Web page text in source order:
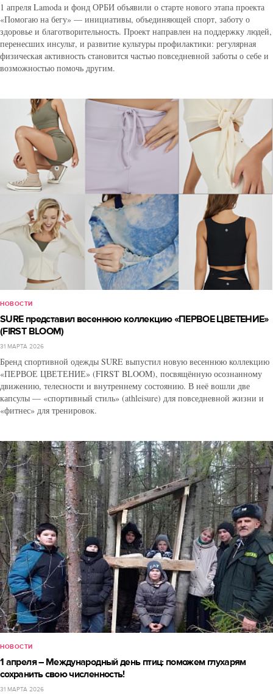
1 апреля Lamoda и фонд ОРБИ объявили о старте нового этапа проекта
«Помогаю на бегу» — инициативы, объединяющей спорт, заботу о
здоровье и благотворительность. Проект направлен на поддержку людей,
перенесших инсульт, и развитие культуры профилактики: регулярная
физическая активность становится частью повседневной заботы о себе и
возможностью помочь другим.
НОВОСТИ
SURE представил весеннюю коллекцию «ПЕРВОЕ ЦВЕТЕНИЕ»
(FIRST BLOOM)
31 МАРТА 2026
Бренд спортивной одежды SURE выпустил новую весеннюю коллекцию
«ПЕРВОЕ ЦВЕТЕНИЕ» (FIRST BLOOM), посвящённую осознанному
движению, телесности и внутреннему состоянию. В неё вошли две
капсулы — «спортивный стиль» (athleisure) для повседневной жизни и
«фитнес» для тренировок.
НОВОСТИ
1 апреля – Международный день птиц: поможем глухарям
сохранить свою численность!
31 МАРТА 2026